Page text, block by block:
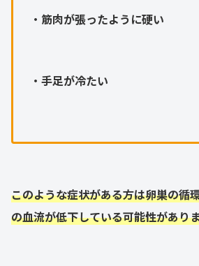
・ 筋肉が張ったように硬い
・ 手足が冷たい
このような症状がある方は卵巣の循
の血流が低下している可能性があり